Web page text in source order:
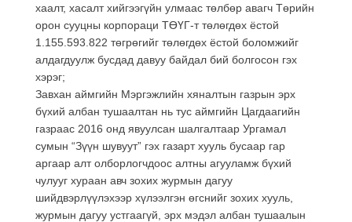
хаалт, хасалт хийгээгүйн улмаас төлбөр авагч Төрийн
орон сууцны корпораци ТӨҮГ-т төлөгдөх ёстой
1.155.593.822 төгрөгийг төлөгдөх ёстой боломжийг
алдагдуулж бусдад давуу байдал бий болгосон гэх
хэрэг;
Завхан аймгийн Мэргэжлийн хяналтын газрын эрх
бүхий албан тушаалтан нь тус аймгийн Цагдаагийн
газраас 2016 онд явуулсан шалгалтаар Ургамал
сумын “Зүүн шувуут” гэх газарт хууль бусаар гар
аргаар алт олборлогчдоос алтны агууламж бүхий
чулууг хураан авч зохих журмын дагуу
шийдвэрлүүлэхээр хүлээлгэн өгснийг зохих хууль,
журмын дагуу устгаагүй, эрх мэдэл албан тушаалын